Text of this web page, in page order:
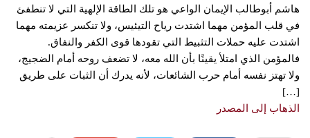
هاشم أبوطالب الإيمان الواعي هو تلك الطاقة الإلهية التي لا تنطفئ
في قلب المؤمن مهما اشتدت رياح التيئيس، ولا تنكسر عزيمته مهما
اشتدت عليه حملات التثبيط التي تقودها قوى الكفر والنفاق.
فالمؤمن الذي امتلأ يقينًا بأن الله معه، لا تضعف روحه أمام الضجيج،
ولا تهتز نفسه أمام حرب الشائعات، لأنه يدرك أن الثبات على طريق
[…]
الذهاب إلى المصدر